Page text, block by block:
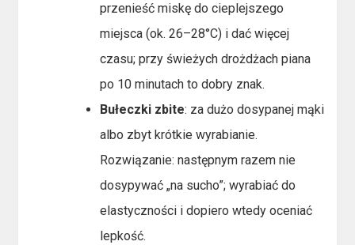
przenieść miskę do cieplejszego
miejsca (ok. 26–28°C) i dać więcej
czasu; przy świeżych drożdżach piana
po 10 minutach to dobry znak.
Bułeczki zbite: za dużo dosypanej mąki
albo zbyt krótkie wyrabianie.
Rozwiązanie: następnym razem nie
dosypywać „na sucho”; wyrabiać do
elastyczności i dopiero wtedy oceniać
lepkość.